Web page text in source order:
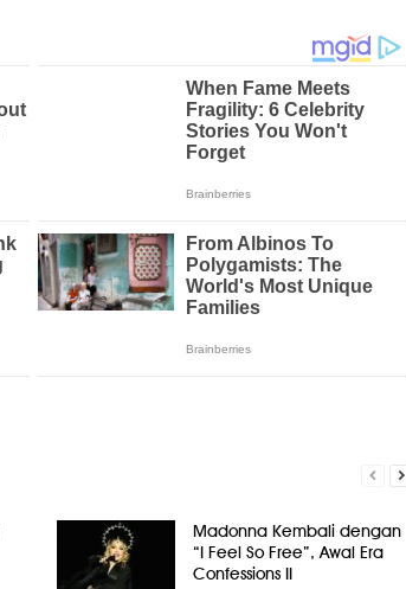
Madonna Kembali dengan
“I Feel So Free”, Awal Era
Confessions II